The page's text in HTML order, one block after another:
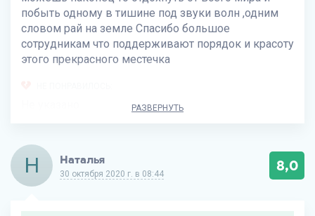
побыть одному в тишине под звуки волн ,одним
словом рай на земле Спасибо большое
сотрудникам что поддерживают порядок и красоту
этого прекрасного местечка
РАЗВЕРНУТЬ
Н Наталья
30 октября 2020 г. в 08:44 8,0